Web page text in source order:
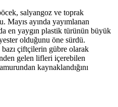
salyangoz ve toprak
Mayıs ayında yayımlanan
en yaygın plastik türünün büyük
olduğunu öne sürdü.
çiftçilerin gübre olarak
gelen lifleri içerebilen
kaynaklandığını